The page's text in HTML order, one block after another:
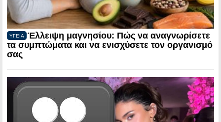
ΥΓΕΙΑ
Έλλειψη μαγνησίου: Πώς να αναγνωρίσετε
τα συμπτώματα και να ενισχύσετε τον οργανισμό
σας